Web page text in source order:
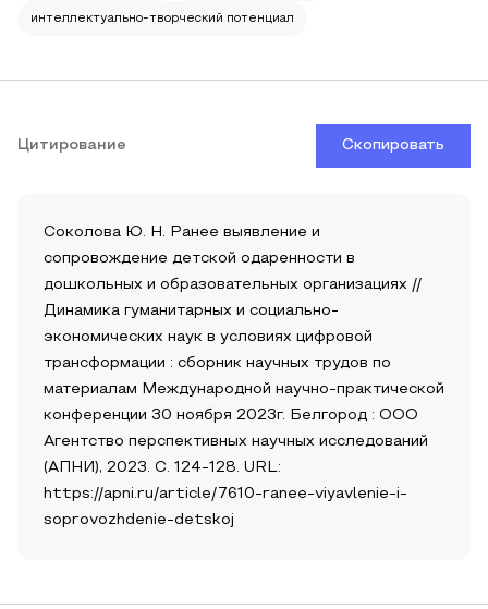
интеллектуально-творческий потенциал
Цитирование Скопировать
Соколова Ю. Н. Ранее выявление и
сопровождение детской одаренности в
дошкольных и образовательных организациях //
Динамика гуманитарных и социально-
экономических наук в условиях цифровой
трансформации : сборник научных трудов по
материалам Международной научно-практической
конференции 30 ноября 2023г. Белгород : ООО
Агентство перспективных научных исследований
(АПНИ), 2023. С. 124-128. URL:
https://apni.ru/article/7610-ranee-viyavlenie-i-
soprovozhdenie-detskoj